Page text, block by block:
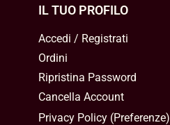
IL TUO PROFILO
Accedi / Registrati
Ordini
Ripristina Password
Cancella Account
Privacy Policy(Preferenze)